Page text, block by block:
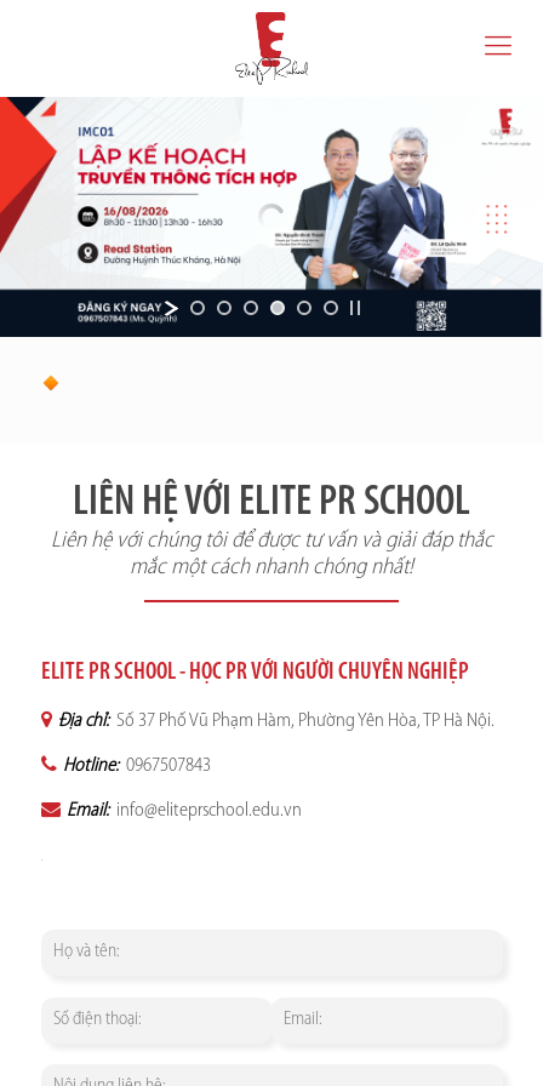
LIÊN HỆ VỚI ELITE PR SCHOOL
Liên hệ với chúng tôi để được tư vấn và giải đáp thắc
mắc một cách nhanh chóng nhất!
ELITE PR SCHOOL - HỌC PR VỚI NGƯỜI CHUYÊN NGHIỆP
Địa chỉ: Số 37 Phố Vũ Phạm Hàm, Phường Yên Hòa, TP Hà Nội.
Hotline: 0967507843
Email: info@eliteprschool.edu.vn